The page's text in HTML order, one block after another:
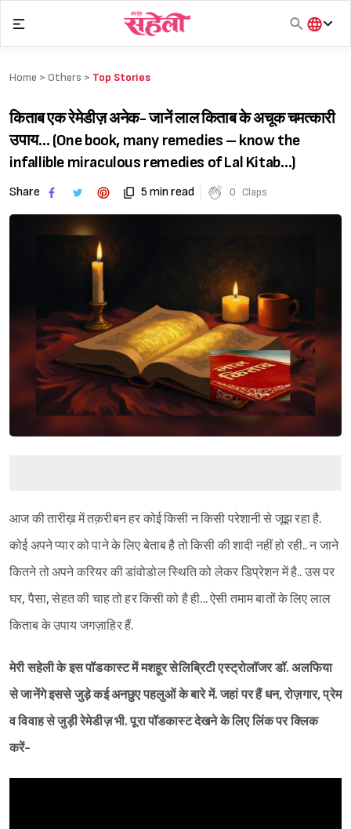
content
हिंदी
Home > Others > Top Stories
किताब एक रेमेडीज़ अनेक- जानें लाल किताब के अचूक चमत्कारी
उपाय… (One book, many remedies – know the
infallible miraculous remedies of Lal Kitab…)
Share 5 min read 0 Claps
आज की तारीख़ में तक़रीबन हर कोई किसी न किसी परेशानी से जूझ रहा है.
कोई अपने प्यार को पाने के लिए बेताब है तो किसी की शादी नहीं हो रही.. न जाने
कितने तो अपने करियर की डांवोडोल स्थिति को लेकर डिप्रेशन में है.. उस पर
घर, पैसा, सेहत की चाह तो हर किसी को है ही... ऐसी तमाम बातों के लिए लाल
किताब के उपाय जगज़ाहिर हैं.
मेरी सहेली के इस पॉडकास्ट में मशहूर सेलिब्रिटी एस्ट्रोलॉजर डॉ. अलफिया
से जानेंगे इससे जुड़े कई अनछुए पहलुओं के बारे में. जहां पर हैं धन, रोज़गार, प्रेम
व विवाह से जुड़ी रेमेडीज़ भी. पूरा पॉडकास्ट देखने के लिए लिंक पर क्लिक
करें-